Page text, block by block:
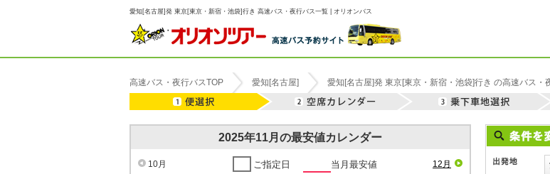
愛知[名古屋]発 東京[東京・新宿・池袋]行き 高速バス・夜行バス一覧 | オリオンバス
高速バス・夜行バスTOP 愛知[名古屋] 愛知[名古屋]発 東京[東京・新宿・池袋]行き の高速バス・
2025年11月の最安値カレンダー
10月 12月
ご指定日 当月最安値